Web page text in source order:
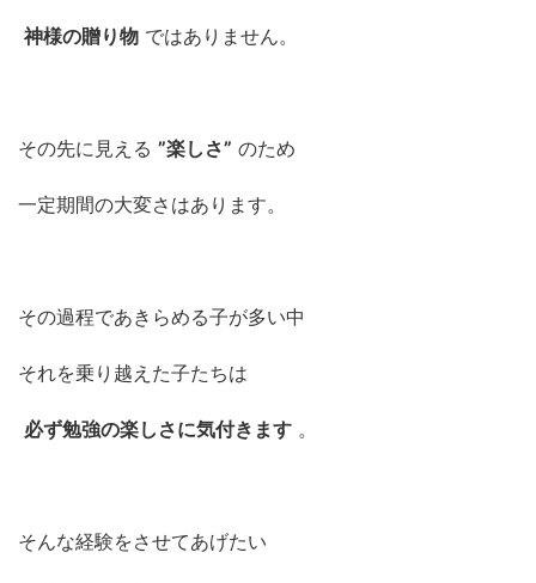
神様の贈り物 ではありません。
その先に見える ”楽しさ” のため
一定期間の大変さはあります。
その過程であきらめる子が多い中
それを乗り越えた子たちは
必ず勉強の楽しさに気付きます 。
そんな経験をさせてあげたい